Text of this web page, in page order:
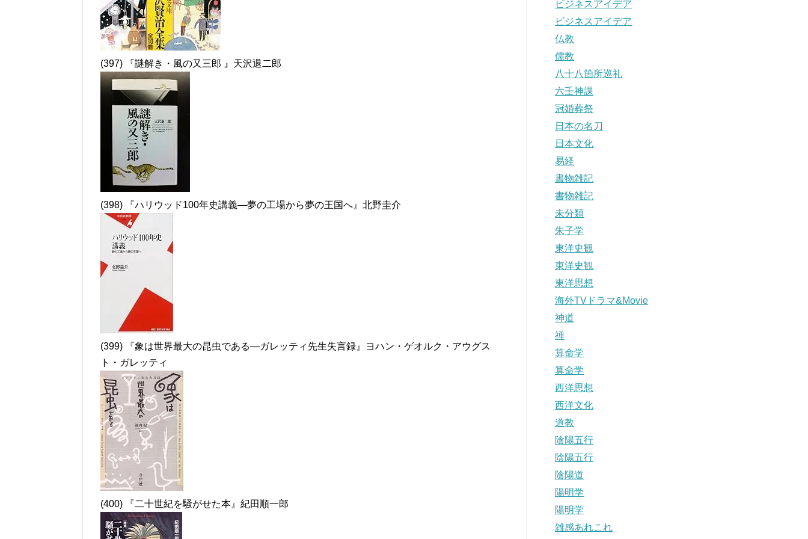
(397) 『謎解き・風の又三郎 』天沢退二郎
(398) 『ハリウッド100年史講義―夢の工場から夢の王国へ』北野圭介
(399) 『象は世界最大の昆虫である―ガレッティ先生失言録』ヨハン・ゲオルク・アウグス
ト・ガレッティ
(400) 『二十世紀を騒がせた本』紀田順一郎
ビジネスアイデア
ビジネスアイデア
仏教
儒教
八十八箇所巡礼
六壬神課
冠婚葬祭
日本の名刀
日本文化
易経
書物雑記
書物雑記
未分類
朱子学
東洋史観
東洋史観
東洋思想
海外TVドラマ&Movie
神道
禅
算命学
算命学
西洋思想
西洋文化
道教
陰陽五行
陰陽五行
陰陽道
陽明学
陽明学
雑感あれこれ